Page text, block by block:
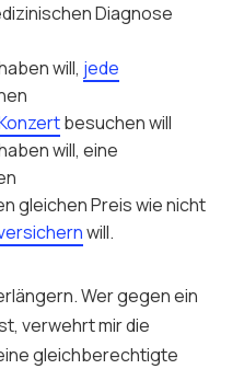
Diagnose
will, jede
besuchen will
will, eine
gleichen Preis wie nicht
will.
Wer gegen ein
verwehrt mir die
gleichberechtigte